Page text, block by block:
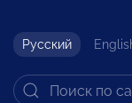
Русский